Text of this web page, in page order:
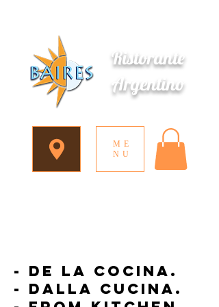
Ristorante
Argentino
ME
NU
- DE LA Cocina.
- dalla Cucina.